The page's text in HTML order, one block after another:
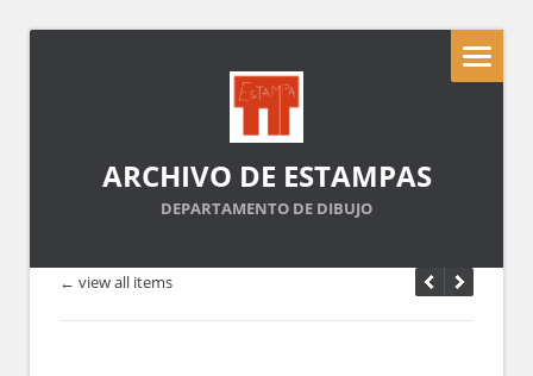
ARCHIVO DE ESTAMPAS
DEPARTAMENTO DE DIBUJO
← view all items